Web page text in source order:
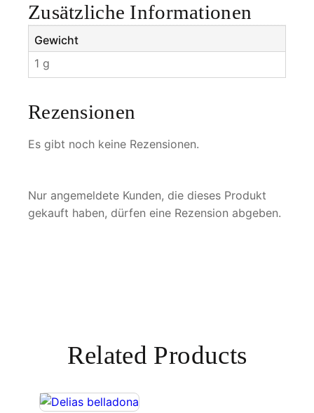
Zusätzliche Informationen
Gewicht
1 g
Rezensionen
Es gibt noch keine Rezensionen.
Nur angemeldete Kunden, die dieses Produkt
gekauft haben, dürfen eine Rezension abgeben.
Related Products